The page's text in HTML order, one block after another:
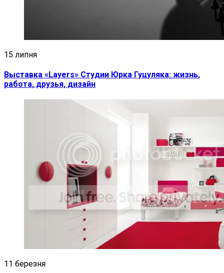
15 липня
Выставка «Layers» Студии Юрка Гуцуляка: жизнь,
работа, друзья, дизайн
11 березня